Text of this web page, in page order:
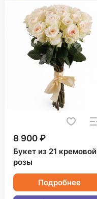
8 900 ₽
Букет из 21 кремовой
розы
Подробнее